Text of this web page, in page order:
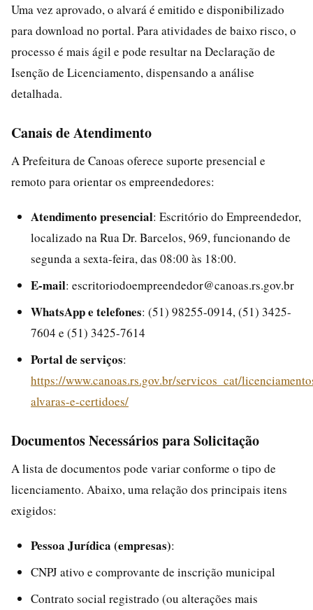
Uma vez aprovado, o alvará é emitido e disponibilizado
para download no portal. Para atividades de baixo risco, o
processo é mais ágil e pode resultar na Declaração de
Isenção de Licenciamento, dispensando a análise
detalhada.
Canais de Atendimento
A Prefeitura de Canoas oferece suporte presencial e
remoto para orientar os empreendedores:
Atendimento presencial: Escritório do Empreendedor,
localizado na Rua Dr. Barcelos, 969, funcionando de
segunda a sexta-feira, das 08:00 às 18:00.
E-mail: escritoriodoempreendedor@canoas.rs.gov.br
WhatsApp e telefones: (51) 98255-0914, (51) 3425-
7604 e (51) 3425-7614
Portal de serviços:
https://www.canoas.rs.gov.br/servicos_cat/
alvaras-e-certidoes/
Documentos Necessários para Solicitação
A lista de documentos pode variar conforme o tipo de
licenciamento. Abaixo, uma relação dos principais itens
exigidos:
Pessoa Jurídica (empresas):
CNPJ ativo e comprovante de inscrição municipal
Contrato social registrado (ou alterações mais